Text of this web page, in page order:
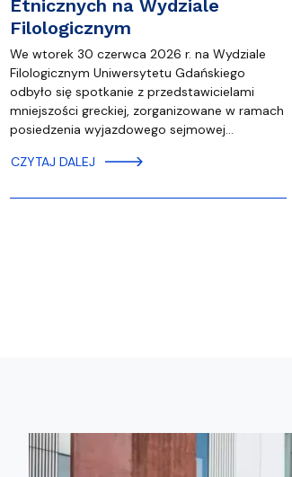
Etnicznych na Wydziale
Filologicznym
We wtorek 30 czerwca 2026 r. na Wydziale
Filologicznym Uniwersytetu Gdańskiego
odbyło się spotkanie z przedstawicielami
mniejszości greckiej, zorganizowane w ramach
posiedzenia wyjazdowego sejmowej…
CZYTAJ DALEJ